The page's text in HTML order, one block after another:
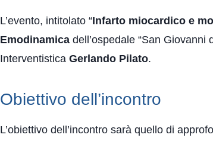
L’evento, intitolato “Infarto miocardico e
Emodinamica dell’ospedale “San Giovanni
Interventistica Gerlando Pilato.
Obiettivo dell’incontro
L’obiettivo dell’incontro sarà quello di